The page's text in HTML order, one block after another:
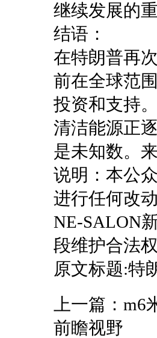
继续发展的
结语：
在特朗普再
前在全球范
投资和支持
清洁能源正
是未知数。
说明：本公
进行任何改
NE-SALON
段维护合法
原文标题:特
上一篇： m6
前瞻视野